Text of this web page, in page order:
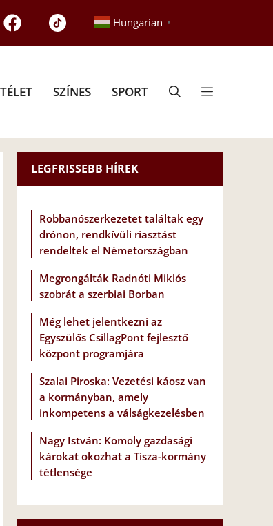
Hungarian ▼
SZÍNES SPORT
LEGFRISSEBB HÍREK
Robbanószerkezetet találtak egy
drónon, rendkívüli riasztást
rendeltek el Németországban
Megrongálták Radnóti Miklós
szobrát a szerbiai Borban
Még lehet jelentkezni az
Egyszülős CsillagPont fejlesztő
központ programjára
Szalai Piroska: Vezetési káosz van
a kormányban, amely
inkompetens a válságkezelésben
Nagy István: Komoly gazdasági
károkat okozhat a Tisza-kormány
tétlensége